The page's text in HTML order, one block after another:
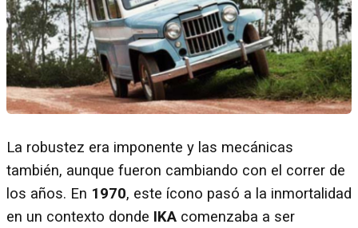
La robustez era imponente y las mecánicas
también, aunque fueron cambiando con el correr de
los años. En 1970, este ícono pasó a la inmortalidad
en un contexto donde IKA comenzaba a ser